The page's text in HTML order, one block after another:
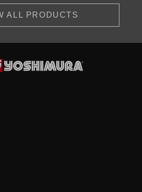
ALL PRODUCTS